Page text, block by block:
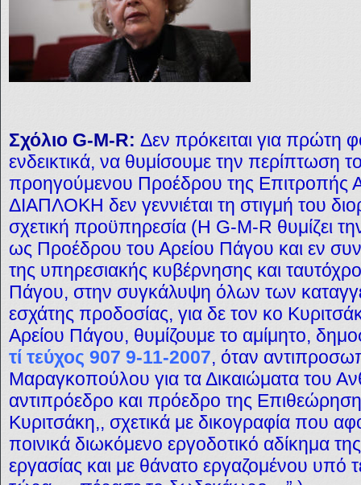
Σχόλιο G-M-R: Δεν πρόκειται για
ενδεικτικά, να θυμίσουμε την περίπτωση
προηγούμενου Προέδρου της Επιτροπής
ΔΙΑΠΛΟΚΗ δεν γεννιέται τη στιγμή του
σχετική προϋπηρεσία (Η G-M-R θυμίζει
ως Προέδρου του Αρείου Πάγου και εν
της υπηρεσιακής κυβέρνησης και
Πάγου, στην συγκάλυψη όλων των
εσχάτης προδοσίας, για δε τον κο
Αρείου Πάγου, θυμίζουμε το αμίμητο,
τί τεύχος 907 9-11-2007, όταν
Μαραγκοπούλου για τα Δικαιώματα του
αντιπρόεδρο και πρόεδρο της
Κυριτσάκη,, σχετικά με δικογραφία που
ποινικά διωκόμενο εργοδοτικό αδίκημα
εργασίας και με θάνατο εργαζομένου υπό